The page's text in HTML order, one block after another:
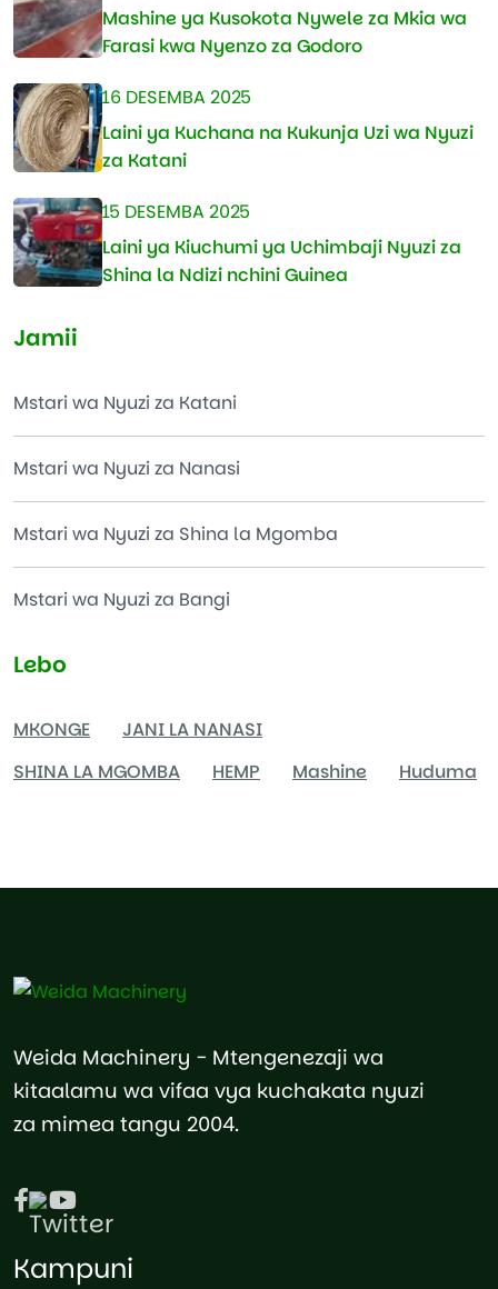
Mashine ya Kusokota Nywele za Mkia wa
Farasi kwa Nyenzo za Godoro
16 DESEMBA 2025
Laini ya Kuchana na Kukunja Uzi wa Nyuzi
za Katani
15 DESEMBA 2025
Laini ya Kiuchumi ya Uchimbaji Nyuzi za
Shina la Ndizi nchini Guinea
Jamii
Mstari wa Nyuzi za Katani
Mstari wa Nyuzi za Nanasi
Mstari wa Nyuzi za Shina la Mgomba
Mstari wa Nyuzi za Bangi
Lebo
MKONGE
JANI LA NANASI
SHINA LA MGOMBA
HEMP Mashine Huduma
Weida Machinery - Mtengenezaji wa
kitaalamu wa vifaa vya kuchakata nyuzi
za mimea tangu 2004.
Kampuni